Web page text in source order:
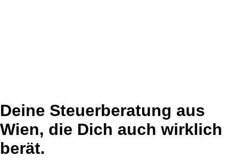
Deine Steuer­beratung aus
Wien, die Dich auch wirklich
berät.